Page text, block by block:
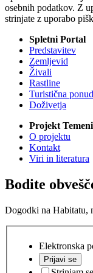
osebnih podatkov. Z
strinjate z uporabo
Spletni Portal
Predstavitev
Zemljevid
Živali
Rastline
Turistična
Doživetja
Projekt
O projektu
Kontakt
Viri in literatura
Bodite
Dogodki na Habitatu,
Elektronska
Prijavi se